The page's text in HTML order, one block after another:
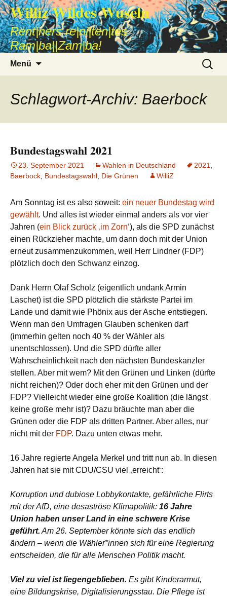
Williz Wildes Wuseln
Rent|ners re|ni|ten|tes
Ram|ba||Zam|ba!
Menü
Suche
nach:
Schlagwort-Archiv: Baerbock
Bundestagswahl 2021
23. September 2021 Wahlen in Deutschland 2021
Baerbock Bundestagswahl Die Grünen WilliZ
Am Sonntag ist es also soweit: ein neuer Bundestag wird
gewählt. Und alles ist wieder einmal anders als vor vier
Jahren (ein Blick zurück ‚im Zorn‘), als die SPD zunächst
einen Rückzieher machte, um dann doch mit der Union
erneut zusammenzukommen, weil Herr Lindner (FDP)
plötzlich doch den Schwanz einzog.
Dank Herrn Olaf Scholz (eigentlich undank Armin
Laschet) ist die SPD plötzlich die stärkste Partei im
Lande und damit wie Phönix aus der Asche entstiegen.
Wenn man den Umfragen Glauben schenken darf
(immerhin gelten noch 40 % der Wähler als
unentschlossen). Und die SPD dürfte aller
Wahrscheinlichkeit nach den nächsten Bundeskanzler
stellen. Aber mit wem? Mit den Grünen und Linken (dürfte
nicht reichen)? Oder doch eher mit den Grünen und der
FDP? Vielleicht wieder eine große Koalition (die längst
keine große mehr ist)? Dazu bräuchte man aber die
Grünen oder die FDP als dritten Partner. Aber alles, nur
nicht mit der FDP. Dazu unten etwas mehr.
16 Jahre regierte Angela Merkel und tritt nun ab. In diesen
Jahren hat sie mit CDU/CSU viel ‚erreicht‘:
Korruption und dubiose Lobbykontakte, gefährliche Flirts
mit der AfD, eine desaströse Klimapolitik: 16 Jahre
Union haben unser Land in eine schwere Krise
geführt. Am 26. September könnte sich das endlich
ändern – wenn die Wähler*innen sich für eine Regierung
entscheiden, die für alle Menschen Politik macht.
Viel zu viel ist liegengeblieben. Es gibt Kinderarmut,
eine Bildungskrise, Digitalisierungsstau. Die Pflege ist